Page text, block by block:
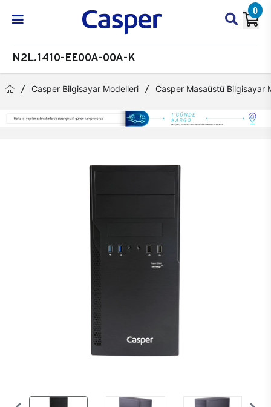
0
N2L.1410-EE00A-00A-K
Casper Bilgisayar Modelleri Casper Masaüstü Bilgisayar